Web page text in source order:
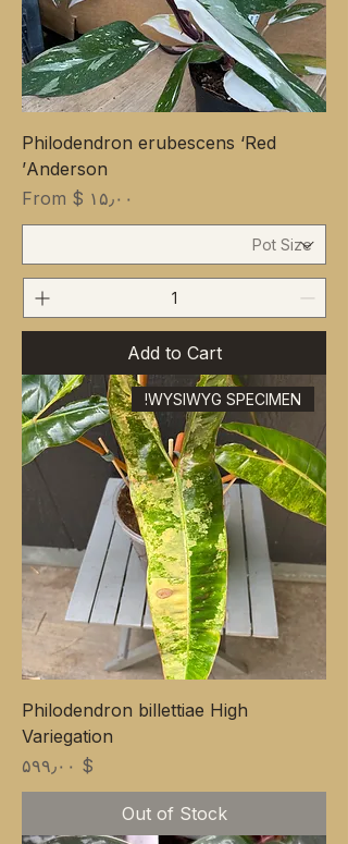
Philodendron erubescens ‘Red
Anderson’
From $ ۱۵٫۰۰
Sale Price
Add to Cart
WYSIWYG SPECIMEN!
Philodendron billettiae High
Variegation
Price
$ ۵۹۹٫۰۰
Out of Stock